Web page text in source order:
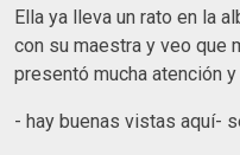
Ella ya lleva un rato en la
con su maestra y veo que
presentó mucha atención
- hay buenas vistas aquí-